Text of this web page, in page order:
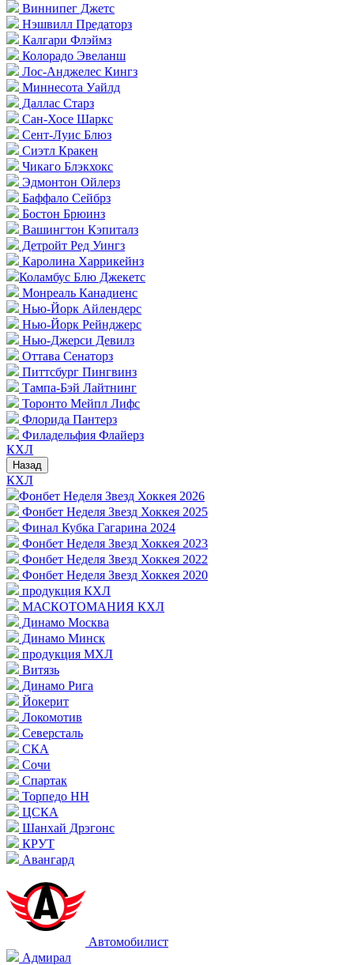
Виннипег Джетс
Нэшвилл Предаторз
Калгари Флэймз
Колорадо Эвеланш
Лос-Анджелес Кингз
Миннесота Уайлд
Даллас Старз
Сан-Хосе Шаркс
Сент-Луис Блюз
Сиэтл Кракен
Чикаго Блэкхокс
Эдмонтон Ойлерз
Баффало Сейбрз
Бостон Брюинз
Вашингтон Кэпиталз
Детройт Ред Уингз
Каролина Харрикейнз
Коламбус Блю Джекетс
Монреаль Канадиенс
Нью-Йорк Айлендерс
Нью-Йорк Рейнджерс
Нью-Джерси Девилз
Оттава Сенаторз
Питтсбург Пингвинз
Тампа-Бэй Лайтнинг
Торонто Мейпл Лифс
Флорида Пантерз
Филадельфия Флайерз
КХЛ
Назад
КХЛ
Фонбет Неделя Звезд Хоккея 2026
Фонбет Неделя Звезд Хоккея 2025
Финал Кубка Гагарина 2024
Фонбет Неделя Звезд Хоккея 2023
Фонбет Неделя Звезд Хоккея 2022
Фонбет Неделя Звезд Хоккея 2020
продукция КХЛ
МАСКОТОМАНИЯ КХЛ
Динамо Москва
Динамо Минск
продукция МХЛ
Витязь
Динамо Рига
Йокерит
Локомотив
Северсталь
СКА
Сочи
Спартак
Торпедо НН
ЦСКА
Шанхай Дрэгонс
КРУТ
Авангард
Автомобилист
Адмирал